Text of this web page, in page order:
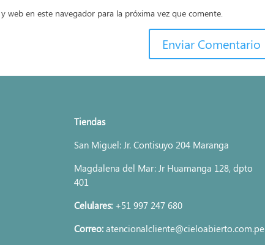
web en este navegador para la próxima vez que comente.
Enviar Comentario
Tiendas
San Miguel: Jr. Contisuyo 204 Maranga
Magdalena del Mar: Jr Huamanga 128, dpto
401
Celulares:+51 997 247 680
Correo:atencionalcliente@cieloabierto.com.pe